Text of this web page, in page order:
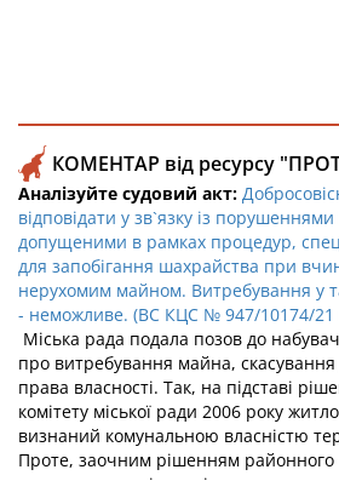
КОМЕНТАР від ресурсу
Аналізуйте судовий акт:
відповідати у зв`язку із порушеннями
допущеними в рамках процедур,
для запобігання шахрайства при
нерухомим майном. Витребування у
- неможливе. (ВС КЦС № 947/10174/21
Міська рада подала позов до
про витребування майна, скасування
права власності. Так, на підставі
комітету міської ради 2006 року
визнаний комунальною власністю
Проте, заочним рішенням районного